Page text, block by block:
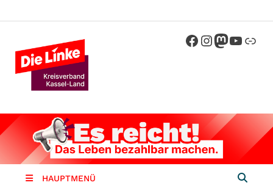
Land
HAUPTMENÜ